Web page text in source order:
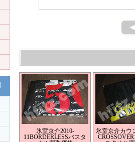
氷室京介2010-
11BORDERLESSバスタ
氷室京介カウ